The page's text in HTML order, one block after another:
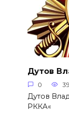
Дутов
0
Дутов
РККА«